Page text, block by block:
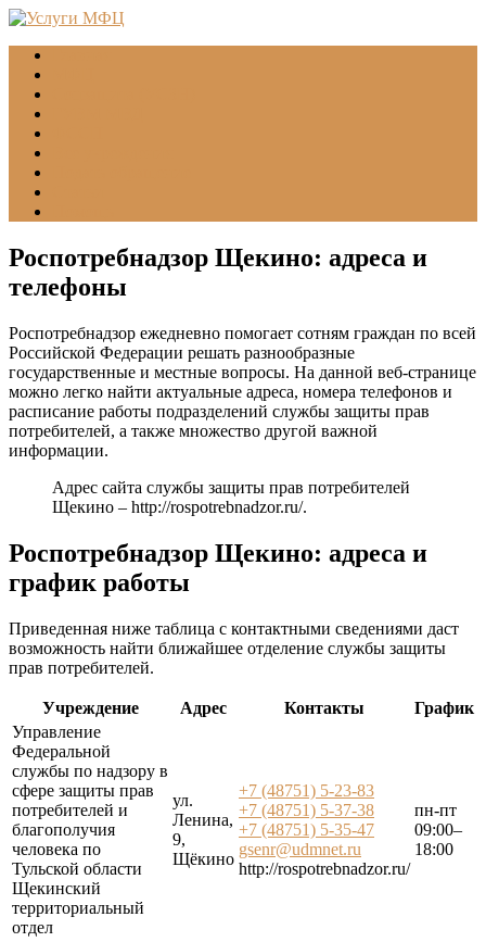
Роспотребнадзор Щекино: адреса и
телефоны
Роспотребнадзор ежедневно помогает сотням граждан по всей
Российской Федерации решать разнообразные
государственные и местные вопросы. На данной веб-странице
можно легко найти актуальные адреса, номера телефонов и
расписание работы подразделений службы защиты прав
потребителей, а также множество другой важной
информации.
Адрес сайта службы защиты прав потребителей
Щекино – http://rospotrebnadzor.ru/.
Роспотребнадзор Щекино: адреса и
график работы
Приведенная ниже таблица с контактными сведениями даст
возможность найти ближайшее отделение службы защиты
прав потребителей.
Учреждение Адрес Контакты
График
Управление
Федеральной
службы по надзору в
сфере защиты прав
потребителей и
благополучия
человека по
Тульской области
Щекинский
территориальный
отдел
ул.
Ленина,
9,
Щёкино
+7 (48751) 5-23-83
+7 (48751) 5-37-38
+7 (48751) 5-35-47
gsenr@udmnet.ru
http://rospotrebnadzor.ru/
пн-пт
09:00–
18:00